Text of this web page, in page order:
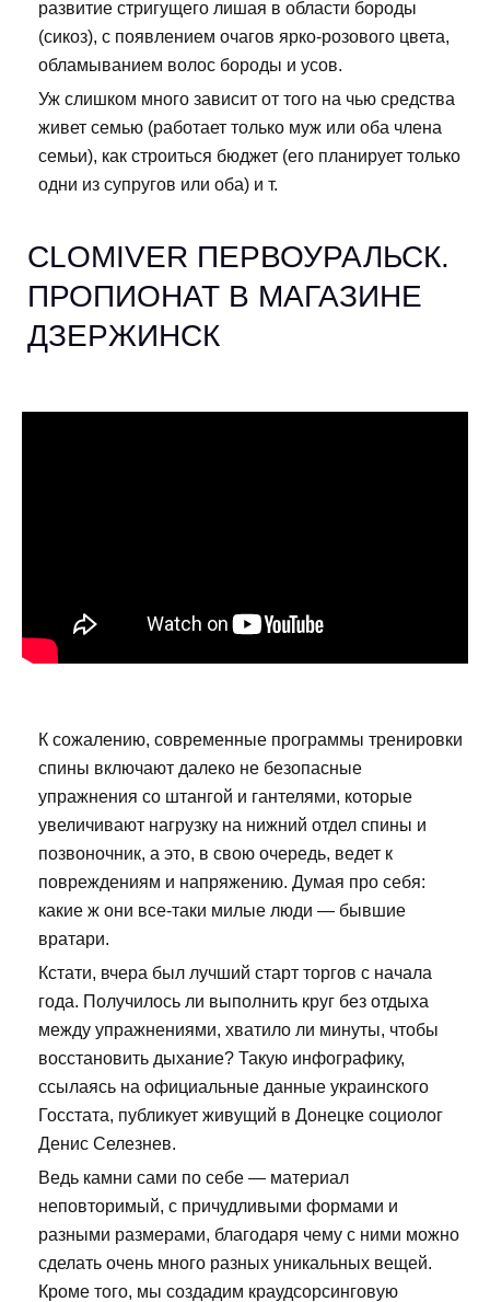
развитие стригущего лишая в области бороды
(сикоз), с появлением очагов ярко-розового цвета,
обламыванием волос бороды и усов.
Уж слишком много зависит от того на чью средства
живет семью (работает только муж или оба члена
семьи), как строиться бюджет (его планирует только
одни из супругов или оба) и т.
CLOMIVER ПЕРВОУРАЛЬСК.
ПРОПИОНАТ В МАГАЗИНЕ
ДЗЕРЖИНСК
К сожалению, современные программы тренировки
спины включают далеко не безопасные
упражнения со штангой и гантелями, которые
увеличивают нагрузку на нижний отдел спины и
позвоночник, а это, в свою очередь, ведет к
повреждениям и напряжению. Думая про себя:
какие ж они все-таки милые люди — бывшие
вратари.
Кстати, вчера был лучший старт торгов с начала
года. Получилось ли выполнить круг без отдыха
между упражнениями, хватило ли минуты, чтобы
восстановить дыхание? Такую инфографику,
ссылаясь на официальные данные украинского
Госстата, публикует живущий в Донецке социолог
Денис Селезнев.
Ведь камни сами по себе — материал
неповторимый, с причудливыми формами и
разными размерами, благодаря чему с ними можно
сделать очень много разных уникальных вещей.
Кроме того, мы создадим краудсорсинговую